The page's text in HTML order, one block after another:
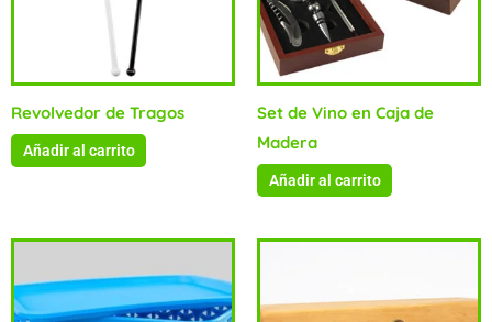
Revolvedor de Tragos
Añadir al carrito
Set de Vino en Caja de
Madera
Añadir al carrito